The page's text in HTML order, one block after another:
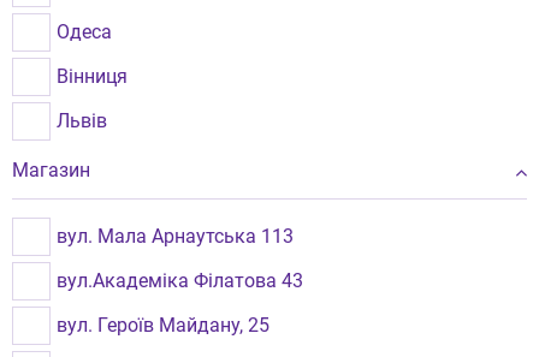
Одеса
Вінниця
Львів
Рівне
Чернівці
Луцьк
Магазин
вул. Мала Арнаутська 113
вул.Академіка Філатова 43
вул. Героїв Майдану, 25